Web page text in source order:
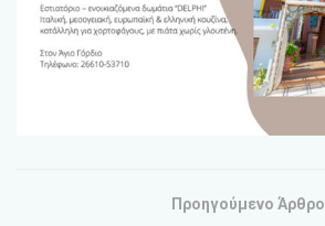
Προηγούμενο Άρθρο